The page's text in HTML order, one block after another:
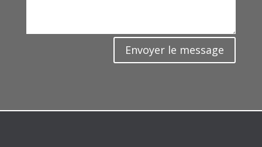
Envoyer le message